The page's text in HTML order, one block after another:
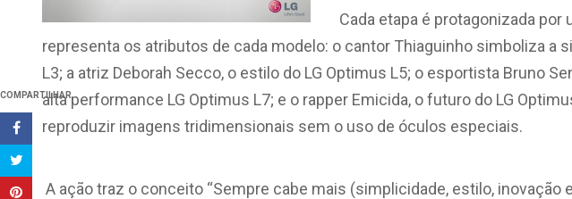
COMPARTILHAR
Cada etapa é protagonizada por
representa os atributos de cada modelo: o cantor Thiaguinho simboliza a
L3; a atriz Deborah Secco, o estilo do LG Optimus L5; o esportista Bruno
alta performance LG Optimus L7; e o rapper Emicida, o futuro do LG
reproduzir imagens tridimensionais sem o uso de óculos especiais.
A ação traz o conceito “Sempre cabe mais (simplicidade, estilo, inovação